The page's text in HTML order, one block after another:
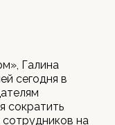
Галина
сегодня в
сократить
на